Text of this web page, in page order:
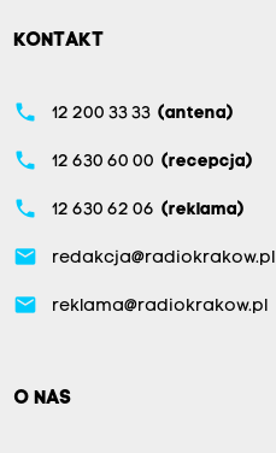
KONTAKT
phone 12 200 33 33 (antena)
phone 12 630 60 00 (recepcja)
phone 12 630 62 06 (reklama)
email redakcja@radiokrakow.pl
email reklama@radiokrakow.pl
O NAS